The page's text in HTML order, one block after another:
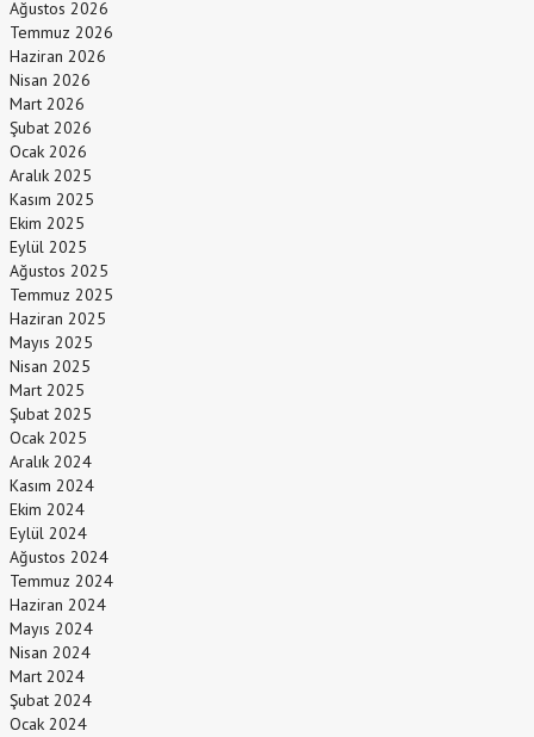
Ağustos 2026
Temmuz 2026
Haziran 2026
Nisan 2026
Mart 2026
Şubat 2026
Ocak 2026
Aralık 2025
Kasım 2025
Ekim 2025
Eylül 2025
Ağustos 2025
Temmuz 2025
Haziran 2025
Mayıs 2025
Nisan 2025
Mart 2025
Şubat 2025
Ocak 2025
Aralık 2024
Kasım 2024
Ekim 2024
Eylül 2024
Ağustos 2024
Temmuz 2024
Haziran 2024
Mayıs 2024
Nisan 2024
Mart 2024
Şubat 2024
Ocak 2024